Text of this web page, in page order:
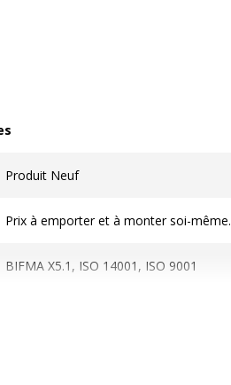
Produit Neuf
Prix à emporter et à monter soi-même.
BIFMA X5.1, ISO 14001, ISO 9001